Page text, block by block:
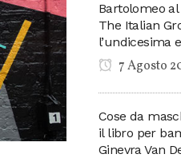
Bartolomeo
The Italian
l’undicesima
7 Agosto
Cose da
il libro per
Ginevra Van